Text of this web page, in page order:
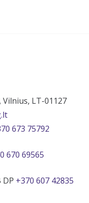
Vilnius, LT-01127
673 75792
670 69565
+370 607 42835